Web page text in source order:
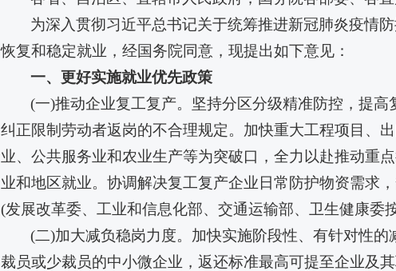
为深入贯彻习近平总书记关于统筹推进新冠肺炎疫情
恢复和稳定就业，经国务院同意，现提出如下意见：
一、更好实施就业优先政策
(一)推动企业复工复产。坚持分区分级精准防控，提
纠正限制劳动者返岗的不合理规定。加快重大工程项目、
业、公共服务业和农业生产等为突破口，全力以赴推动重
业和地区就业。协调解决复工复产企业日常防护物资需求
(发展改革委、工业和信息化部、交通运输部、卫生健康委
(二)加大减负稳岗力度。加快实施阶段性、有针对性
裁员或少裁员的中小微企业，返还标准最高可提至企业及